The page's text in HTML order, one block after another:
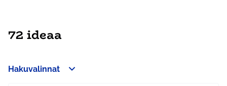
72 ideaa
Hakuvalinnat